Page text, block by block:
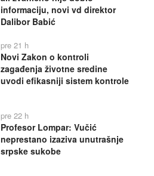
informaciju, novi vd direktor
Dalibor Babić
pre 21 h
Novi Zakon o kontroli
zagađenja životne sredine
uvodi efikasniji sistem kontrole
pre 22 h
Profesor Lompar: Vučić
neprestano izaziva unutrašnje
srpske sukobe